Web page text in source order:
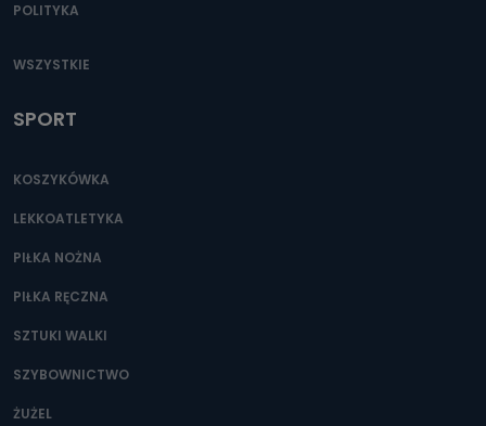
Do czasu wycofania zgody lub, jeśli dane będą
Przetwarzane kategorie Państwa danych osobowych to
szczególności: imię i nazwisko, adres e-mail, telefon
danych osobowych są pracownicy i współpracownicy
oraz partnerzy wspomagający administratora w jego
Jak skontaktować się z inspektorem
danych osobowych?
Można to zrobić pod numerem telefonu 62 735-51-05 lub
POLITYKA
WSZYSTKIE
SPORT
KOSZYKÓWKA
LEKKOATLETYKA
PIŁKA NOŻNA
PIŁKA RĘCZNA
SZTUKI WALKI
SZYBOWNICTWO
ŻUŻEL